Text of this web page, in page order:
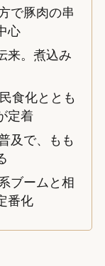
で豚肉の串
心
来。煮込み
食化ととも
定着
及で、もも
ブームと相
番化